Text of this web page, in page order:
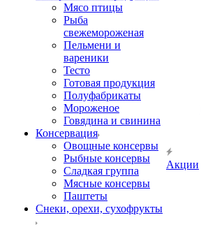
Мясо птицы
Рыба
свежемороженая
Пельмени и
вареники
Тесто
Готовая продукция
Полуфабрикаты
Мороженое
Говядина и свинина
Консервация
Овощные консервы
Рыбные консервы
Сладкая группа
Мясные консервы
Паштеты
Снеки, орехи, сухофрукты
Акции